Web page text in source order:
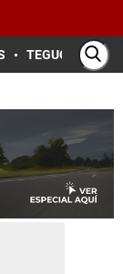
TEGUCIGALPA